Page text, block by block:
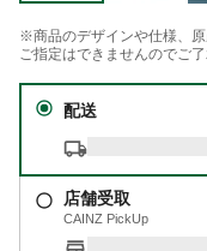
※商品のデザインや仕様、原
ご指定はできませんのでご了
配送
店舗受取
CAINZ PickUp